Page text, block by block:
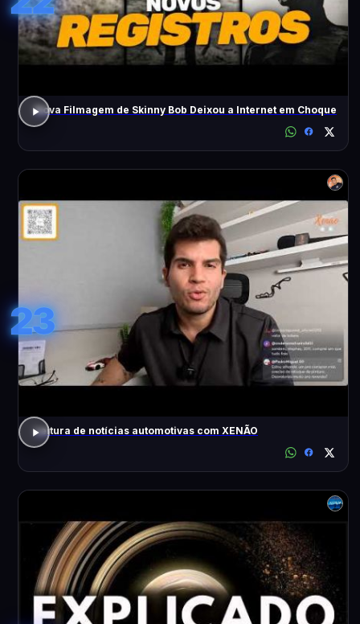
Nova Filmagem de Skinny Bob Deixou a Internet em Choque
23
Leitura de notícias automotivas com XENÃO